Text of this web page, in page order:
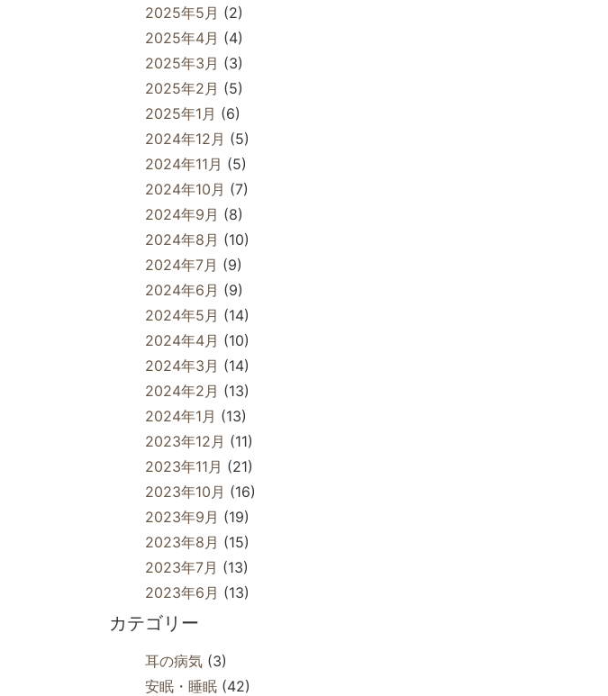
2025年5月 (2)
2025年4月 (4)
2025年3月 (3)
2025年2月 (5)
2025年1月 (6)
2024年12月 (5)
2024年11月 (5)
2024年10月 (7)
2024年9月 (8)
2024年8月 (10)
2024年7月 (9)
2024年6月 (9)
2024年5月 (14)
2024年4月 (10)
2024年3月 (14)
2024年2月 (13)
2024年1月 (13)
2023年12月 (11)
2023年11月 (21)
2023年10月 (16)
2023年9月 (19)
2023年8月 (15)
2023年7月 (13)
2023年6月 (13)
カテゴリー
耳の病気(3)
安眠・睡眠(42)